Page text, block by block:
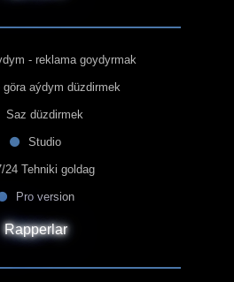
- reklama goydyrmak
göra aýdym düzdirmek
Saz düzdirmek
Studio
24 Tehniki goldag
Pro version
Rapperlar